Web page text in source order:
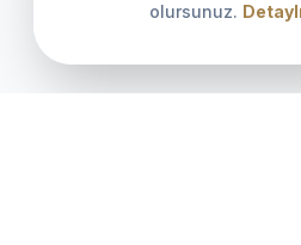
olursunuz.